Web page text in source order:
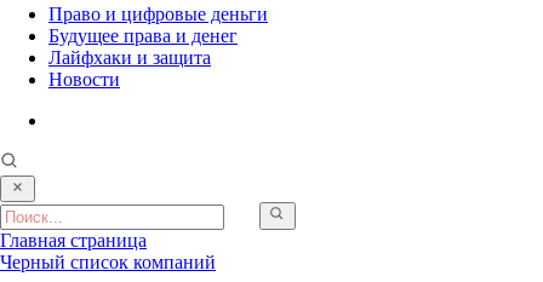
Право и цифровые деньги
Будущее права и денег
Лайфхаки и защита
Новости
Главная страница
Черный список компаний